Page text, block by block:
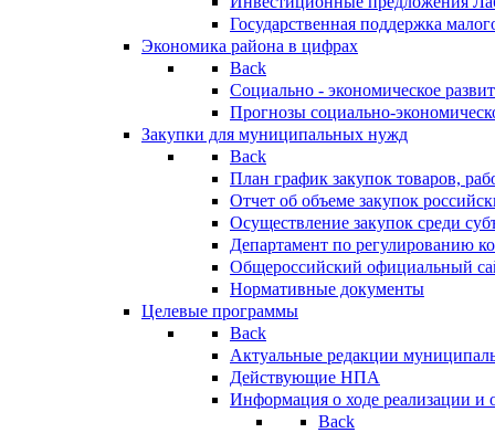
Государственная поддержка
Экономика района в цифрах
Back
Социально - экономическое
Прогнозы социально-
Закупки для муниципальных нужд
Back
План график закупок товаров,
Отчет об объеме закупок
Осуществление закупок среди
Департамент по регулированию
Общероссийский официальный
Нормативные документы
Целевые программы
Back
Актуальные редакции
Действующие НПА
Информация о ходе реализации
Back